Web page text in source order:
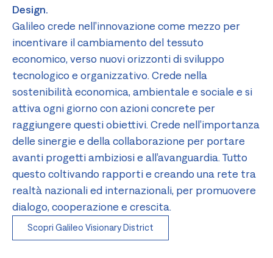
Design.
Galileo crede nell’innovazione come mezzo per
incentivare il cambiamento del tessuto
economico, verso nuovi orizzonti di sviluppo
tecnologico e organizzativo. Crede nella
sostenibilità economica, ambientale e sociale e si
attiva ogni giorno con azioni concrete per
raggiungere questi obiettivi. Crede nell’importanza
delle sinergie e della collaborazione per portare
avanti progetti ambiziosi e all’avanguardia. Tutto
questo coltivando rapporti e creando una rete tra
realtà nazionali ed internazionali, per promuovere
dialogo, cooperazione e crescita.
Scopri Galileo Visionary District